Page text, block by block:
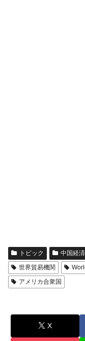
トピック 中国経済
世界貿易機関
アメリカ合衆国
X